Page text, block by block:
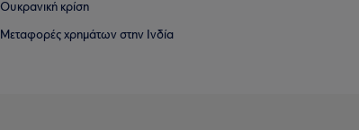
Ουκρανική κρίση
Μεταφορές χρημάτων στην Ινδία